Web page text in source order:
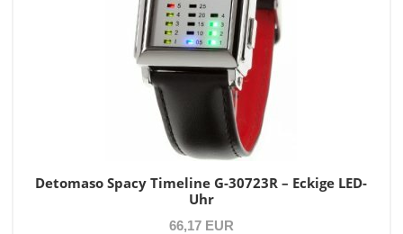
Detomaso Spacy Timeline G-30723R – Eckige LED-
Uhr
66,17 EUR